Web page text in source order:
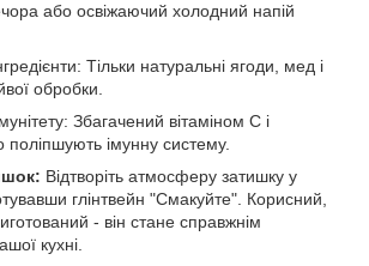
або освіжаючий холодний напій
Тільки натуральні ягоди, мед і
обробки.
Збагачений вітаміном C і
імунну систему.
Відтворіть атмосферу затишку у
глінтвейн "Смакуйте". Корисний,
- він стане справжнім
кухні.